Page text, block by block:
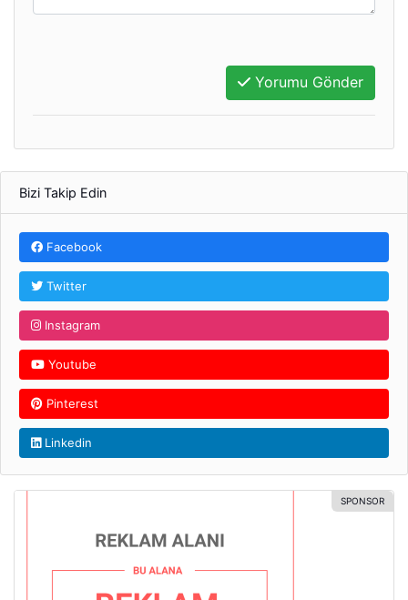
Yorumu Gönder
Bizi Takip Edin
Facebook
Twitter
Instagram
Youtube
Pinterest
Linkedin